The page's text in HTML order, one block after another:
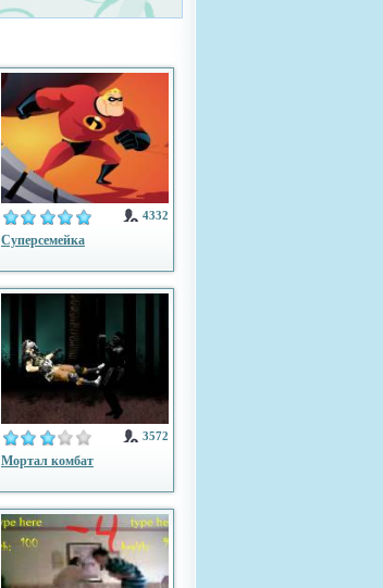
4332
Суперсемейка
3572
Мортал комбат